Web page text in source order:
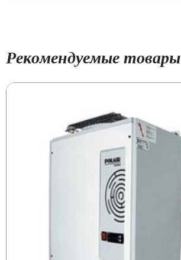
Рекомендуемые товары